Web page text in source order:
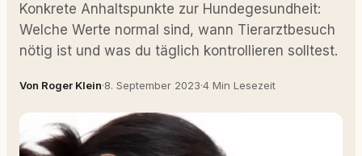
Konkrete Anhaltspunkte zur Hundegesundheit:
Welche Werte normal sind, wann Tierarztbesuch
nötig ist und was du täglich kontrollieren solltest.
Von Roger Klein·8. September 2023·4 Min Lesezeit